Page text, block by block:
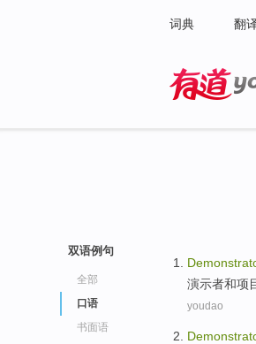
词典 翻
双语例句
全部
口语
书面语
演示者和项
youdao